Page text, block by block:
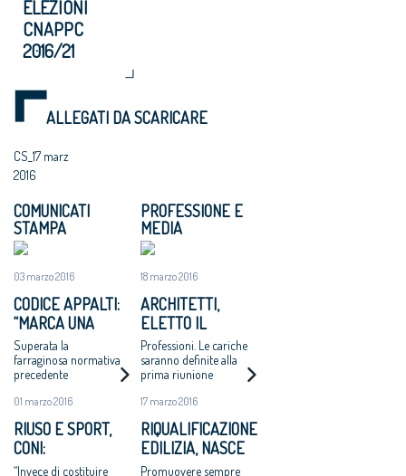
ELEZIONI
CNAPPC
2016/21
ALLEGATI DA SCARICARE
CS_17 marz
2016
COMUNICATI
STAMPA
03 marzo 2016
CODICE APPALTI:
“MARCA UNA
SIGNIFICATIVA
DISCONTINUITÀ”
Superata la
farraginosa normativa
precedente
01 marzo 2016
RIUSO E SPORT,
CONI:
“VALORIZZARE IL
“Invece di costituire
PROFESSIONE E
MEDIA
18 marzo 2016
ARCHITETTI,
ELETTO IL
CONSIGLIO
Professioni. Le cariche
saranno definite alla
prima riunione
17 marzo 2016
RIQUALIFICAZIONE
EDILIZIA, NASCE
E-LAB, PROMOSSO
Promuovere sempre